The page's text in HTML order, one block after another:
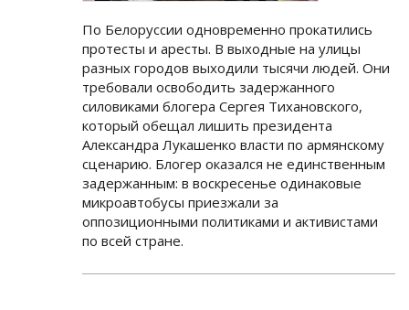
По Белоруссии одновременно прокатились
протесты и аресты. В выходные на улицы
разных городов выходили тысячи людей. Они
требовали освободить задержанного
силовиками блогера Сергея Тихановского,
который обещал лишить президента
Александра Лукашенко власти по армянскому
сценарию. Блогер оказался не единственным
задержанным: в воскресенье одинаковые
микроавтобусы приезжали за
оппозиционными политиками и активистами
по всей стране.